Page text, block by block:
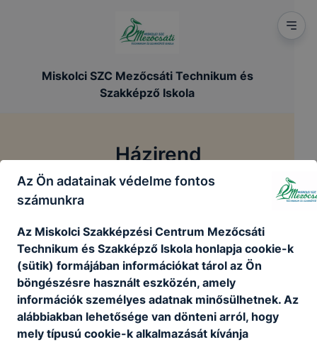
Miskolci SZC Mezőcsáti Technikum és
Szakképző Iskola
Házirend
Főoldal /
A házirendről
Házirend
Az Ön adatainak védelme fontos
számunkra
Az Miskolci Szakképzési Centrum Mezőcsáti
Technikum és Szakképző Iskola honlapja cookie-k
(sütik) formájában információkat tárol az Ön
böngészésre használt eszközén, amely
információk személyes adatnak minősülhetnek. Az
alábbiakban lehetősége van dönteni arról, hogy
mely típusú cookie-k alkalmazását kívánja